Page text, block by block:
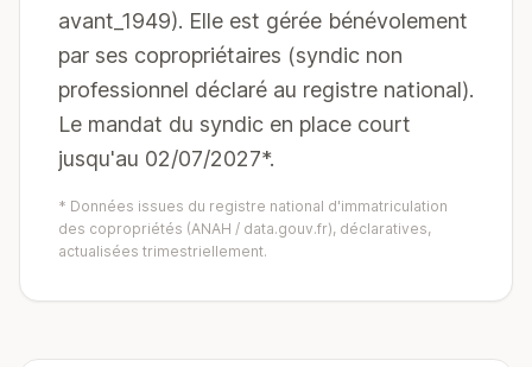
avant_1949). Elle est gérée bénévolement
par ses copropriétaires (syndic non
professionnel déclaré au registre national).
Le mandat du syndic en place court
jusqu'au 02/07/2027*.
* Données issues du registre national d'immatriculation
des copropriétés (ANAH / data.gouv.fr), déclaratives,
actualisées trimestriellement.